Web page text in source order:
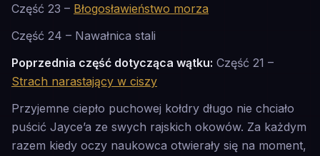
Część 23 – Błogosławieństwo morza
Część 24 – Nawałnica stali
Poprzednia część dotycząca wątku: Część 21 –
Strach narastający w ciszy
Przyjemne ciepło puchowej kołdry długo nie chciało
puścić Jayce’a ze swych rajskich okowów. Za każdym
razem kiedy oczy naukowca otwierały się na moment,